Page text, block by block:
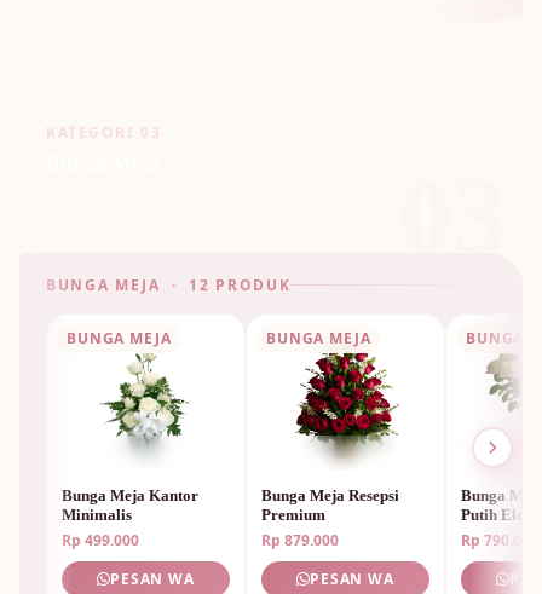
KATEGORI 03
BUNGA MEJA · 12 PRODUK
BUNGA MEJA
Bunga Meja Kantor
Minimalis
Rp 499.000
PESAN WA
BUNGA MEJA
Bunga Meja Resepsi
Premium
Rp 879.000
PESAN WA
BUNGA
Bunga
Putih
Rp 790.000